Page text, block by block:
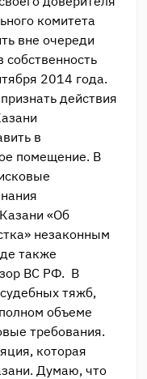
комитета
вне очереди
2014 года.
действия
в
помещение. В
«Об
незаконным
также
ВС РФ. В
тяжб,
объеме
требования.
которая
Думаю, что